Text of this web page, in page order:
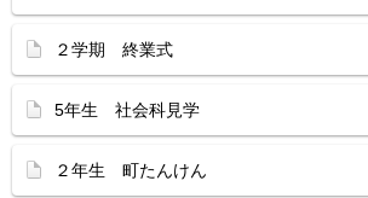
２学期 終業式
5年生 社会科見学
２年生 町たんけん